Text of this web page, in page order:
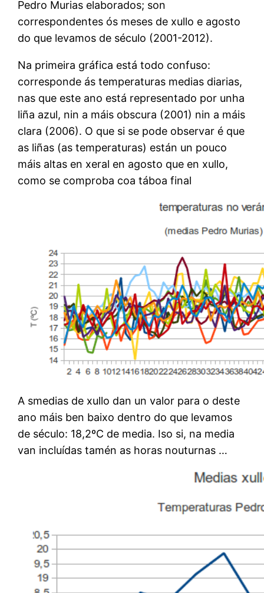
Pedro Murias elaborados; son
correspondentes ós meses de xullo e agosto
do que levamos de século (2001-2012).
Na primeira gráfica está todo confuso:
corresponde ás temperaturas medias diarias,
nas que este ano está representado por unha
liña azul, nin a máis obscura (2001) nin a máis
clara (2006). O que si se pode observar é que
as liñas (as temperaturas) están un pouco
máis altas en xeral en agosto que en xullo,
como se comproba coa táboa final
A smedias de xullo dan un valor para o deste
ano máis ben baixo dentro do que levamos
de século: 18,2ºC de media. Iso si, na media
van incluídas tamén as horas nouturnas …